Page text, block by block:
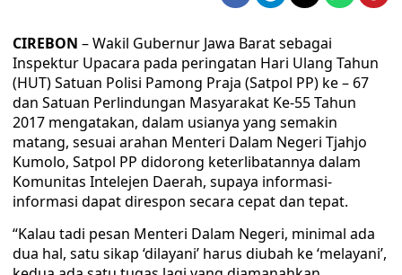
CIREBON – Wakil Gubernur Jawa Barat sebagai
Inspektur Upacara pada peringatan Hari Ulang Tahun
(HUT) Satuan Polisi Pamong Praja (Satpol PP) ke – 67
dan Satuan Perlindungan Masyarakat Ke-55 Tahun
2017 mengatakan, dalam usianya yang semakin
matang, sesuai arahan Menteri Dalam Negeri Tjahjo
Kumolo, Satpol PP didorong keterlibatannya dalam
Komunitas Intelejen Daerah, supaya informasi-
informasi dapat direspon secara cepat dan tepat.
“Kalau tadi pesan Menteri Dalam Negeri, minimal ada
dua hal, satu sikap ‘dilayani’ harus diubah ke ‘melayani’,